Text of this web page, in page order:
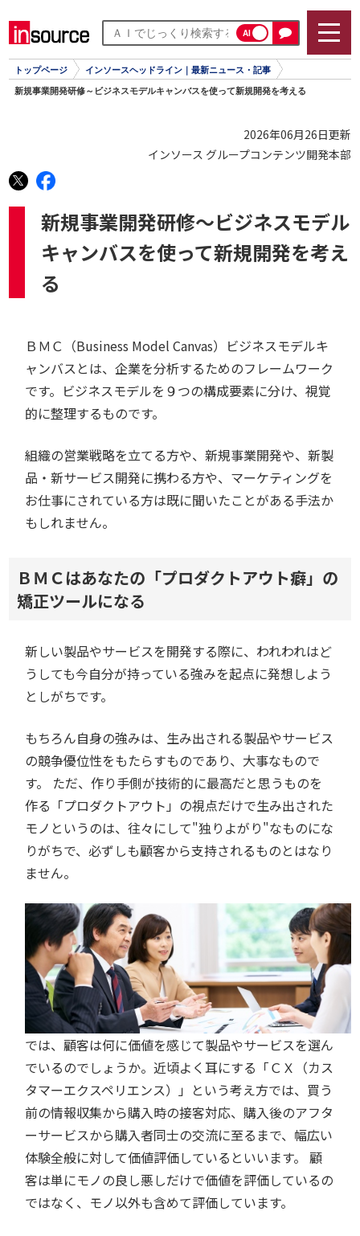
AI
トップページ インソースヘッドライン｜最新ニュース・記事
新規事業開発研修～ビジネスモデルキャンバスを使って新規開発を考える
2026年06月26日更新
インソース グループコンテンツ開発本部
新規事業開発研修～ビジネスモデル
キャンバスを使って新規開発を考え
る
ＢＭＣ（Business Model Canvas）ビジネスモデルキ
ャンバスとは、企業を分析するためのフレームワーク
です。ビジネスモデルを９つの構成要素に分け、視覚
的に整理するものです。
組織の営業戦略を立てる方や、新規事業開発や、新製
品・新サービス開発に携わる方や、マーケティングを
お仕事にされている方は既に聞いたことがある手法か
もしれません。
ＢＭＣはあなたの「プロダクトアウト癖」の
矯正ツールになる
新しい製品やサービスを開発する際に、われわれはど
うしても今自分が持っている強みを起点に発想しよう
としがちです。
もちろん自身の強みは、生み出される製品やサービス
の競争優位性をもたらすものであり、大事なもので
す。 ただ、作り手側が技術的に最高だと思うものを
作る「プロダクトアウト」の視点だけで生み出された
モノというのは、往々にして"独りよがり"なものにな
りがちで、必ずしも顧客から支持されるものとはなり
ません。
では、顧客は何に価値を感じて製品やサービスを選ん
でいるのでしょうか。近頃よく耳にする「ＣＸ（カス
タマーエクスペリエンス）」という考え方では、買う
前の情報収集から購入時の接客対応、購入後のアフタ
ーサービスから購入者同士の交流に至るまで、幅広い
体験全般に対して価値評価しているといいます。 顧
客は単にモノの良し悪しだけで価値を評価しているの
ではなく、モノ以外も含めて評価しています。